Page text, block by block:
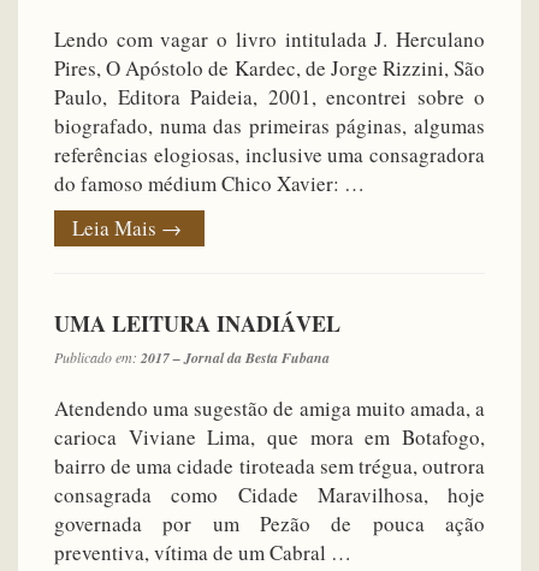
Lendo com vagar o livro intitulada J. Herculano
Pires, O Apóstolo de Kardec, de Jorge Rizzini, São
Paulo, Editora Paideia, 2001, encontrei sobre o
biografado, numa das primeiras páginas, algumas
referências elogiosas, inclusive uma consagradora
do famoso médium Chico Xavier: …
Leia Mais →
UMA LEITURA INADIÁVEL
Publicado em: 2017 – Jornal da Besta Fubana
Atendendo uma sugestão de amiga muito amada, a
carioca Viviane Lima, que mora em Botafogo,
bairro de uma cidade tiroteada sem trégua, outrora
consagrada como Cidade Maravilhosa, hoje
governada por um Pezão de pouca ação
preventiva, vítima de um Cabral …